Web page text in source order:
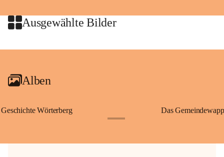
🔏 Zum Schutz unseres Gemeindearchivs danken wir allen Bürgerinnen
Erinnerungen, die dazu beitragen, die Geschichte unserer Heimat
Ausgewählte Bilder
+2
Alben
Geschichte Wörterberg Das